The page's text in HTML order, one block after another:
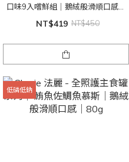
口味9入嚐鮮組｜鵝絨般滑順口感｜
NT$419 NT$450
低磷低鈉